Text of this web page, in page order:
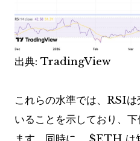
出典: TradingView
これらの水準では、RSI
いることを示しており、